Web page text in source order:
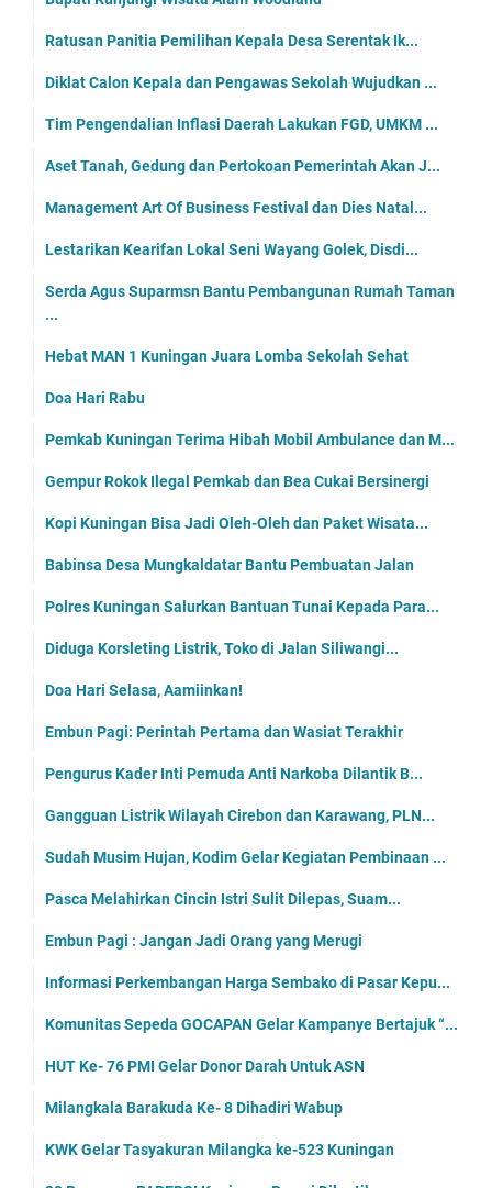
Ratusan Panitia Pemilihan Kepala Desa Serentak Ik...
Diklat Calon Kepala dan Pengawas Sekolah Wujudkan ...
Tim Pengendalian Inflasi Daerah Lakukan FGD, UMKM ...
Aset Tanah, Gedung dan Pertokoan Pemerintah Akan J...
Management Art Of Business Festival dan Dies Natal...
Lestarikan Kearifan Lokal Seni Wayang Golek, Disdi...
Serda Agus Suparmsn Bantu Pembangunan Rumah Taman
...
Hebat MAN 1 Kuningan Juara Lomba Sekolah Sehat
Doa Hari Rabu
Pemkab Kuningan Terima Hibah Mobil Ambulance dan M...
Gempur Rokok Ilegal Pemkab dan Bea Cukai Bersinergi
Kopi Kuningan Bisa Jadi Oleh-Oleh dan Paket Wisata...
Babinsa Desa Mungkaldatar Bantu Pembuatan Jalan
Polres Kuningan Salurkan Bantuan Tunai Kepada Para...
Diduga Korsleting Listrik, Toko di Jalan Siliwangi...
Doa Hari Selasa, Aamiinkan!
Embun Pagi: Perintah Pertama dan Wasiat Terakhir
Pengurus Kader Inti Pemuda Anti Narkoba Dilantik B...
Gangguan Listrik Wilayah Cirebon dan Karawang, PLN...
Sudah Musim Hujan, Kodim Gelar Kegiatan Pembinaan ...
Pasca Melahirkan Cincin Istri Sulit Dilepas, Suam...
Embun Pagi : Jangan Jadi Orang yang Merugi
Informasi Perkembangan Harga Sembako di Pasar Kepu...
Komunitas Sepeda GOCAPAN Gelar Kampanye Bertajuk “...
HUT Ke- 76 PMI Gelar Donor Darah Untuk ASN
Milangkala Barakuda Ke- 8 Dihadiri Wabup
KWK Gelar Tasyakuran Milangka ke-523 Kuningan